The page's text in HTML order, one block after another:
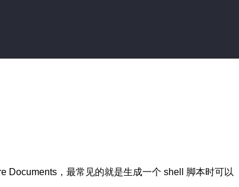
Documents，最常见的就是生成一个 shell 脚本时可以